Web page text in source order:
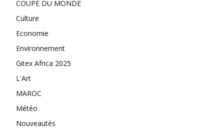
COUPE DU MONDE
Culture
Economie
Environnement
Gitex Africa 2025
L'Art
MAROC
Météo
Nouveautés